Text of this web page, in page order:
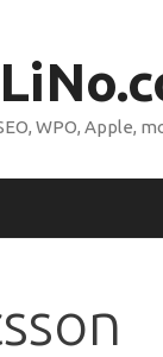
WPO, Apple,